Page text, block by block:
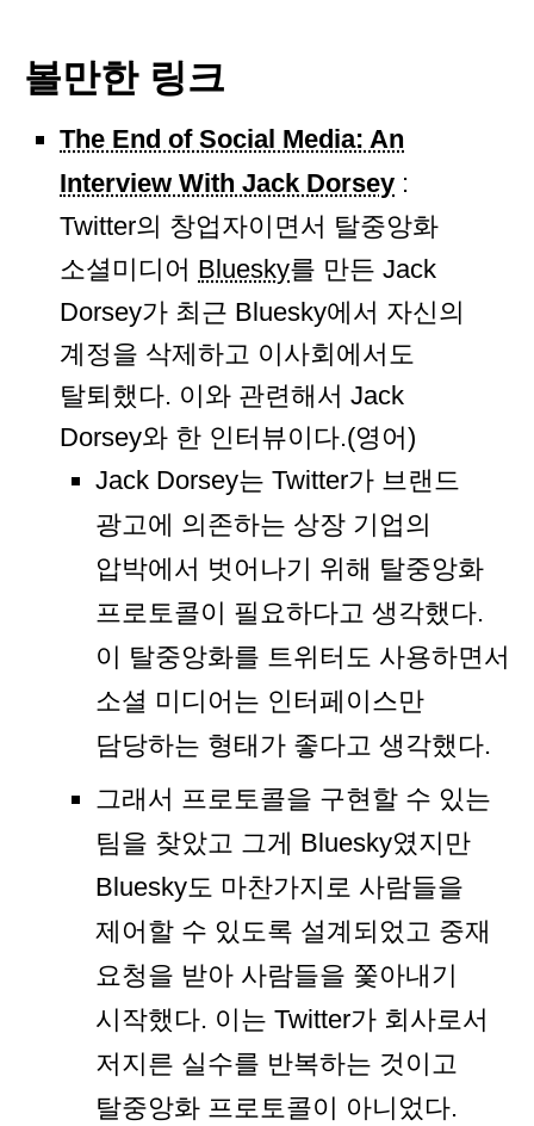
볼만한 링크
The End of Social Media: An
Interview With Jack Dorsey :
Twitter의 창업자이면서 탈중앙화
소셜미디어 Bluesky를 만든 Jack
Dorsey가 최근 Bluesky에서 자신의
계정을 삭제하고 이사회에서도
탈퇴했다. 이와 관련해서 Jack
Dorsey와 한 인터뷰이다.(영어)
Jack Dorsey는 Twitter가 브랜드
광고에 의존하는 상장 기업의
압박에서 벗어나기 위해 탈중앙화
프로토콜이 필요하다고 생각했다.
이 탈중앙화를 트위터도 사용하면서
소셜 미디어는 인터페이스만
담당하는 형태가 좋다고 생각했다.
그래서 프로토콜을 구현할 수 있는
팀을 찾았고 그게 Bluesky였지만
Bluesky도 마찬가지로 사람들을
제어할 수 있도록 설계되었고 중재
요청을 받아 사람들을 쫓아내기
시작했다. 이는 Twitter가 회사로서
저지른 실수를 반복하는 것이고
탈중앙화 프로토콜이 아니었다.